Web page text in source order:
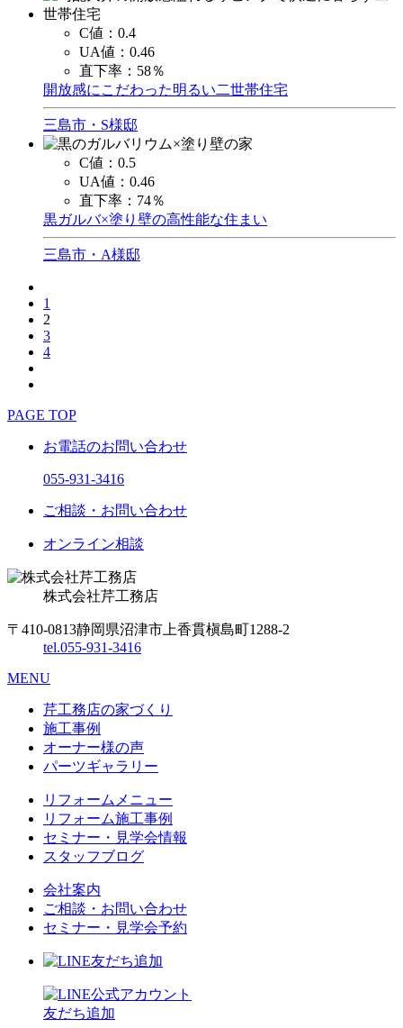
C値： 0.4
UA値： 0.46
直下率： 58％
開放感にこだわった明るい二世帯住宅
三島市・S様邸
C値： 0.5
UA値： 0.46
直下率： 74％
黒ガルバ×塗り壁の高性能な住まい
三島市・A様邸
1
2
3
4
PAGE TOP
お電話のお問い合わせ
055-931-3416
ご相談・お問い合わせ
オンライン相談
株式会社芹工務店
〒410-0813静岡県沼津市上香貫槇島町1288-2
tel.055-931-3416
MENU
芹工務店の家づくり
施工事例
オーナー様の声
パーツギャラリー
リフォームメニュー
リフォーム施工事例
セミナー・見学会情報
スタッフブログ
会社案内
ご相談・お問い合わせ
セミナー・見学会予約
友だち追加